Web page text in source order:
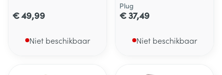
€ 49,99
Niet beschikbaar
Plug
€ 37,49
Niet beschikbaar